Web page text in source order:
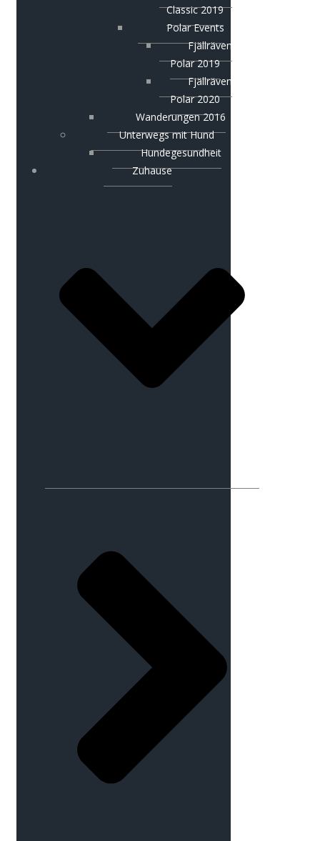
Classic 2019
Polar Events
Fjällräven
Polar 2019
Fjällräven
Polar 2020
Wanderungen 2016
Unterwegs mit Hund
Hundegesundheit
Zuhause